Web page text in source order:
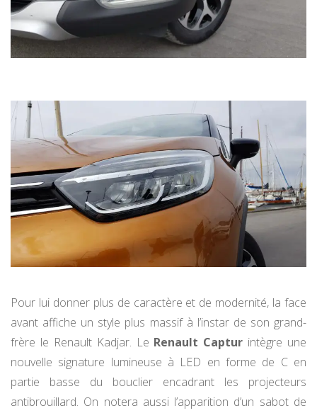
Pour lui donner plus de caractère et de modernité, la face
avant affiche un style plus massif à l’instar de son grand-
frère le Renault Kadjar. Le Renault Captur intègre une
nouvelle signature lumineuse à LED en forme de C en
partie basse du bouclier encadrant les projecteurs
antibrouillard. On notera aussi l’apparition d’un sabot de